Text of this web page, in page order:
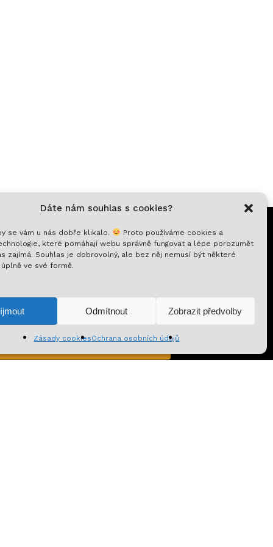
Dáte nám souhlas s cookies?
se vám u nás dobře klikalo.
Proto používáme cookies a
které pomáhají webu správně fungovat a lépe porozumět
zajímá. Souhlas je dobrovolný, ale bez něj nemusí být některé
ve své formě.
Odmítnout Zobrazit předvolby
Zásady cookiesOchrana osobních údajů
košík